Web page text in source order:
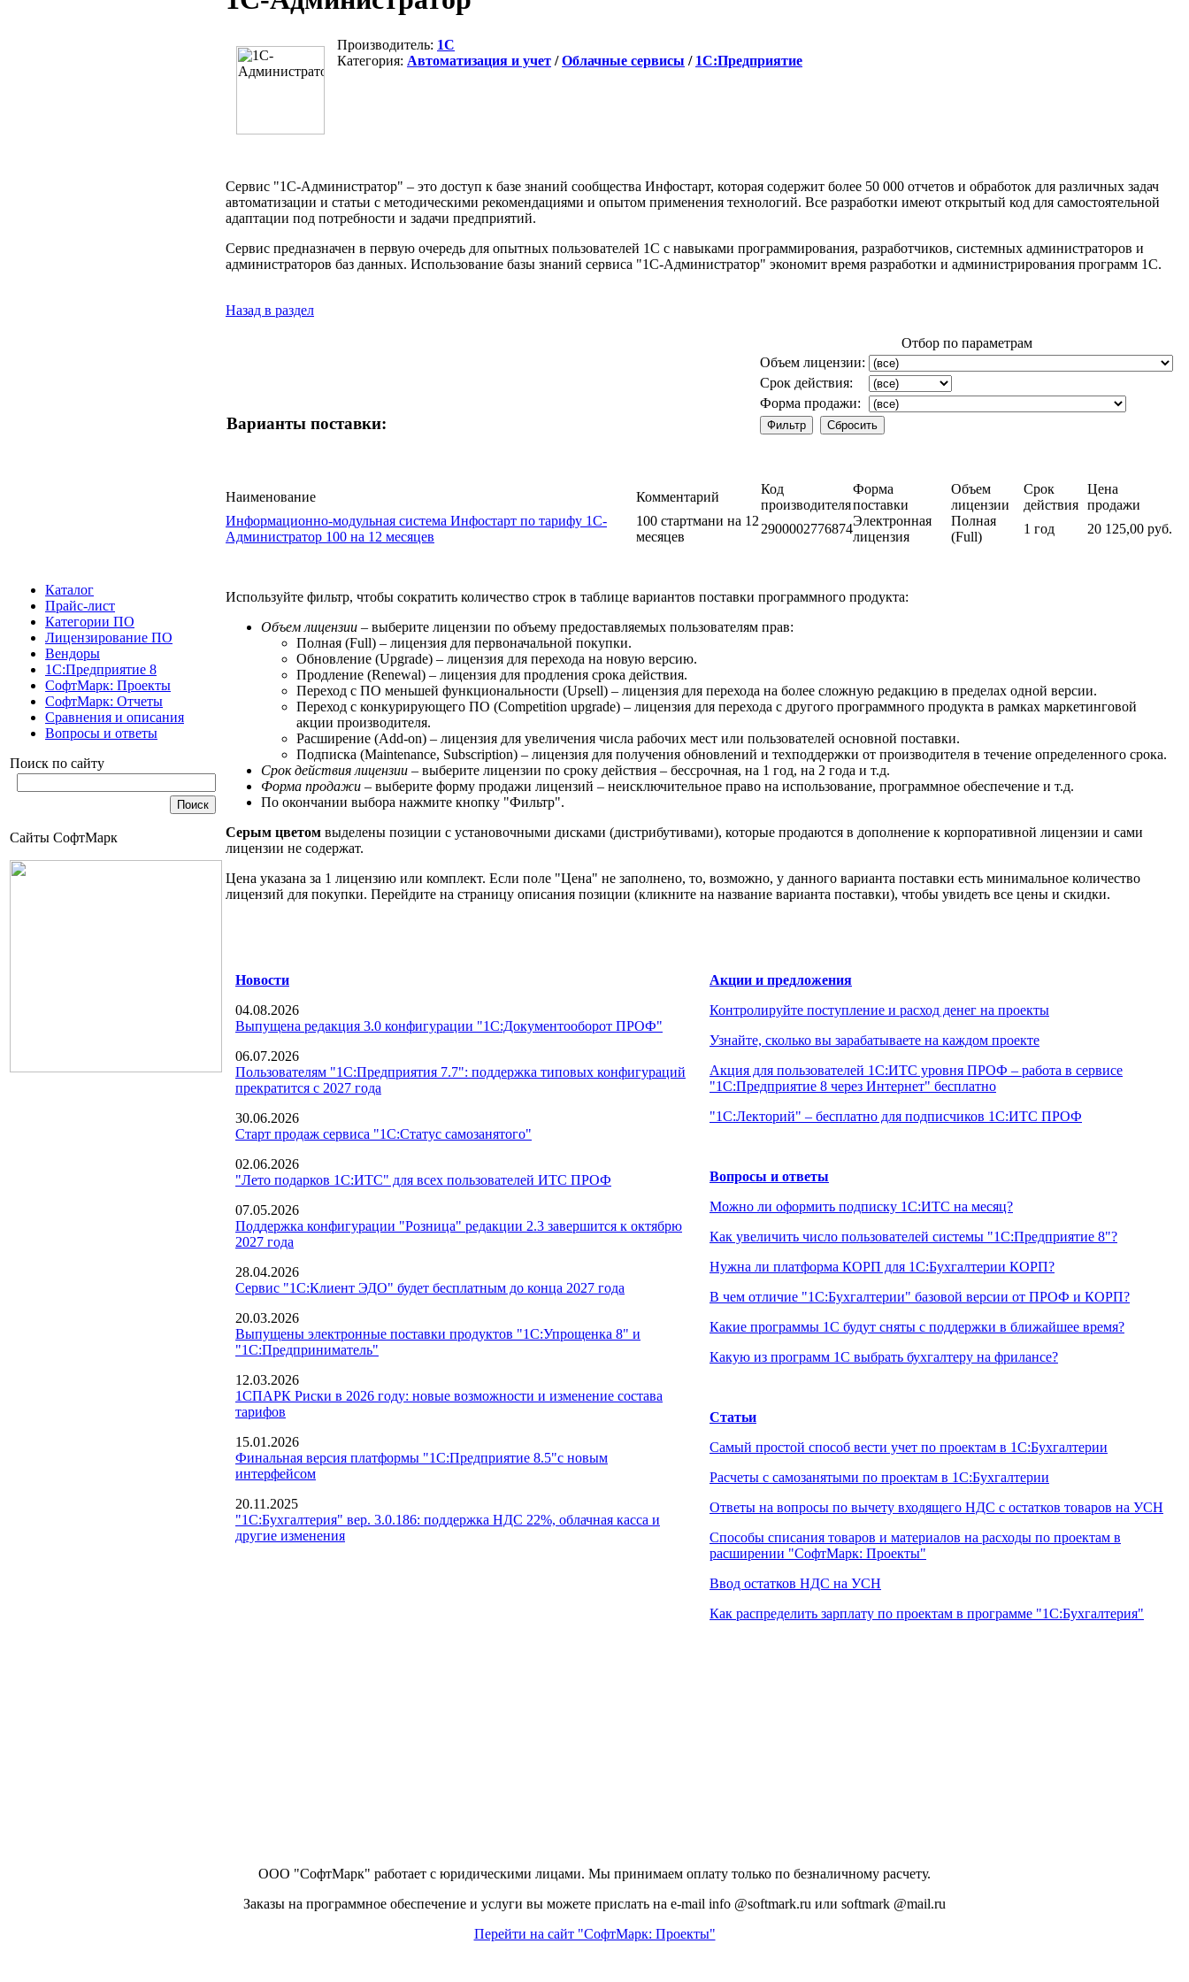
Каталог
Прайс-лист
Категории ПО
Лицензирование ПО
Вендоры
1С:Предприятие 8
СофтМарк: Проекты
СофтМарк: Отчеты
Сравнения и описания
Вопросы и ответы
Поиск по сайту
Сайты СофтМарк
Производитель: 1C
Категория: Автоматизация и учет /Облачные сервисы / 1С:Предприятие
Сервис "1С-Администратор" – это доступ к базе знаний сообщества Инфостарт, которая содержит более 50 000 отчетов и обработок для различных задач
автоматизации и статьи с методическими рекомендациями и опытом применения технологий. Все разработки имеют открытый код для самостоятельной
адаптации под потребности и задачи предприятий.
Сервис предназначен в первую очередь для опытных пользователей 1С с навыками программирования, разработчиков, системных администраторов и
администраторов баз данных. Использование базы знаний сервиса "1С-Администратор" экономит время разработки и администрирования программ 1С.
Назад в раздел
Варианты поставки:
Отбор по параметрам
Объем лицензии:
Срок действия:
Форма продажи:
Наименование Комментарий
Код
производителя
Форма
поставки
Объем
лицензии
Срок
действия
Цена
продажи
Информационно-модульная система Инфостарт по тарифу 1С-
Администратор 100 на 12 месяцев
100 стартмани на 12
месяцев
2900002776874
Электронная
лицензия
Полная
(Full)
1 год 20 125,00 руб.
Используйте фильтр, чтобы сократить количество строк в таблице вариантов поставки программного продукта:
Объем лицензии – выберите лицензии по объему предоставляемых пользователям прав:
Полная (Full) – лицензия для первоначальной покупки.
Обновление (Upgrade) – лицензия для перехода на новую версию.
Продление (Renewal) – лицензия для продления срока действия.
Переход с ПО меньшей функциональности (Upsell) – лицензия для перехода на более сложную редакцию в пределах одной версии.
Переход с конкурирующего ПО (Competition upgrade) – лицензия для перехода с другого программного продукта в рамках маркетинговой
акции производителя.
Расширение (Add-on) – лицензия для увеличения числа рабочих мест или пользователей основной поставки.
Подписка (Maintenance, Subscription) – лицензия для получения обновлений и техподдержки от производителя в течение определенного срока.
Срок действия лицензии – выберите лицензии по сроку действия – бессрочная, на 1 год, на 2 года и т.д.
Форма продажи – выберите форму продажи лицензий – неисключительное право на использование, программное обеспечение и т.д.
По окончании выбора нажмите кнопку "Фильтр".
Серым цветом выделены позиции с установочными дисками (дистрибутивами), которые продаются в дополнение к корпоративной лицензии и сами
лицензии не содержат.
Цена указана за 1 лицензию или комплект. Если поле "Цена" не заполнено, то, возможно, у данного варианта поставки есть минимальное количество
лицензий для покупки. Перейдите на страницу описания позиции (кликните на название варианта поставки), чтобы увидеть все цены и скидки.
Новости
04.08.2026
Выпущена редакция 3.0 конфигурации "1С:Документооборот ПРОФ"
06.07.2026
Пользователям "1С:Предприятия 7.7": поддержка типовых конфигураций
прекратится с 2027 года
30.06.2026
Старт продаж сервиса "1С:Статус самозанятого"
02.06.2026
"Лето подарков 1С:ИТС" для всех пользователей ИТС ПРОФ
07.05.2026
Поддержка конфигурации "Розница" редакции 2.3 завершится к октябрю
2027 года
28.04.2026
Сервис "1С:Клиент ЭДО" будет бесплатным до конца 2027 года
20.03.2026
Выпущены электронные поставки продуктов "1С:Упрощенка 8" и
"1С:Предприниматель"
12.03.2026
1СПАРК Риски в 2026 году: новые возможности и изменение состава
тарифов
15.01.2026
Финальная версия платформы "1С:Предприятие 8.5"с новым
интерфейсом
20.11.2025
"1С:Бухгалтерия" вер. 3.0.186: поддержка НДС 22%, облачная касса и
другие изменения
Акции и предложения
Контролируйте поступление и расход денег на проекты
Узнайте, сколько вы зарабатываете на каждом проекте
Акция для пользователей 1С:ИТС уровня ПРОФ – работа в сервисе
"1С:Предприятие 8 через Интернет" бесплатно
"1С:Лекторий" – бесплатно для подписчиков 1С:ИТС ПРОФ
Вопросы и ответы
Можно ли оформить подписку 1С:ИТС на месяц?
Как увеличить число пользователей системы "1С:Предприятие 8"?
Нужна ли платформа КОРП для 1С:Бухгалтерии КОРП?
В чем отличие "1С:Бухгалтерии" базовой версии от ПРОФ и КОРП?
Какие программы 1С будут сняты с поддержки в ближайшее время?
Какую из программ 1С выбрать бухгалтеру на фрилансе?
Статьи
Самый простой способ вести учет по проектам в 1С:Бухгалтерии
Расчеты с самозанятыми по проектам в 1С:Бухгалтерии
Ответы на вопросы по вычету входящего НДС с остатков товаров на УСН
Способы списания товаров и материалов на расходы по проектам в
расширении "СофтМарк: Проекты"
Ввод остатков НДС на УСН
Как распределить зарплату по проектам в программе "1С:Бухгалтерия"
ООО "СофтМарк" работает с юридическими лицами. Мы принимаем оплату только по безналичному расчету.
Заказы на программное обеспечение и услуги вы можете прислать на e-mail info @softmark.ru или softmark @mail.ru
Перейти на сайт "СофтМарк: Проекты"